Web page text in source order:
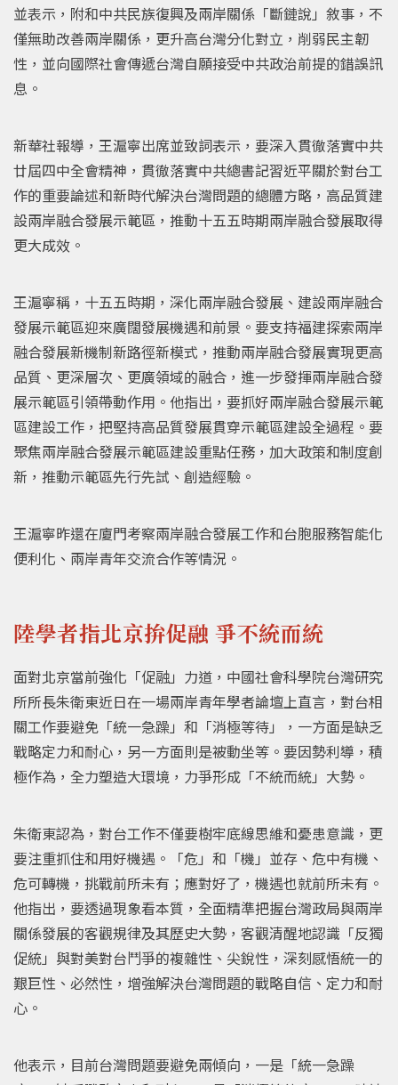
並表示，附和中共民族復興及兩岸關係「斷鏈說」敘事，不
僅無助改善兩岸關係，更升高台灣分化對立，削弱民主韌
性，並向國際社會傳遞台灣自願接受中共政治前提的錯誤訊
息。
新華社報導，王滬寧出席並致詞表示，要深入貫徹落實中共
廿屆四中全會精神，貫徹落實中共總書記習近平關於對台工
作的重要論述和新時代解決台灣問題的總體方略，高品質建
設兩岸融合發展示範區，推動十五五時期兩岸融合發展取得
更大成效。
王滬寧稱，十五五時期，深化兩岸融合發展、建設兩岸融合
發展示範區迎來廣闊發展機遇和前景。要支持福建探索兩岸
融合發展新機制新路徑新模式，推動兩岸融合發展實現更高
品質、更深層次、更廣領域的融合，進一步發揮兩岸融合發
展示範區引領帶動作用。他指出，要抓好兩岸融合發展示範
區建設工作，把堅持高品質發展貫穿示範區建設全過程。要
聚焦兩岸融合發展示範區建設重點任務，加大政策和制度創
新，推動示範區先行先試、創造經驗。
王滬寧昨還在廈門考察兩岸融合發展工作和台胞服務智能化
便利化、兩岸青年交流合作等情況。
陸學者指北京拚促融 爭不統而統
面對北京當前強化「促融」力道，中國社會科學院台灣研究
所所長朱衛東近日在一場兩岸青年學者論壇上直言，對台相
關工作要避免「統一急躁」和「消極等待」，一方面是缺乏
戰略定力和耐心，另一方面則是被動坐等。要因勢利導，積
極作為，全力塑造大環境，力爭形成「不統而統」大勢。
朱衛東認為，對台工作不僅要樹牢底線思維和憂患意識，更
要注重抓住和用好機遇。「危」和「機」並存、危中有機、
危可轉機，挑戰前所未有；應對好了，機遇也就前所未有。
他指出，要透過現象看本質，全面精準把握台灣政局與兩岸
關係發展的客觀規律及其歷史大勢，客觀清醒地認識「反獨
促統」與對美對台鬥爭的複雜性、尖銳性，深刻感悟統一的
艱巨性、必然性，增強解決台灣問題的戰略自信、定力和耐
心。
他表示，目前台灣問題要避免兩傾向，一是「統一急躁